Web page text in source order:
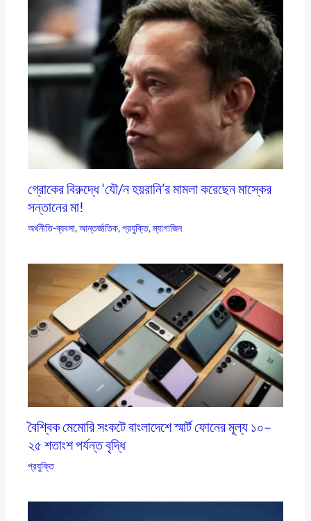
গ্রোকের বিরুদ্ধে ‘যৌ/ন হয়রানি’র মামলা করেছেন মাস্কের
সন্তানের মা!
অর্থনীতি-ব্যবসা,আন্তর্জাতিক,প্রযুক্তি,ম্যাগাজিন
বৈশ্বিক মেমোরি সংকটে বাংলাদেশে স্মার্ট ফোনের মূল্য ১০–
২৫ শতাংশ পর্যন্ত বৃদ্ধি
প্রযুক্তি